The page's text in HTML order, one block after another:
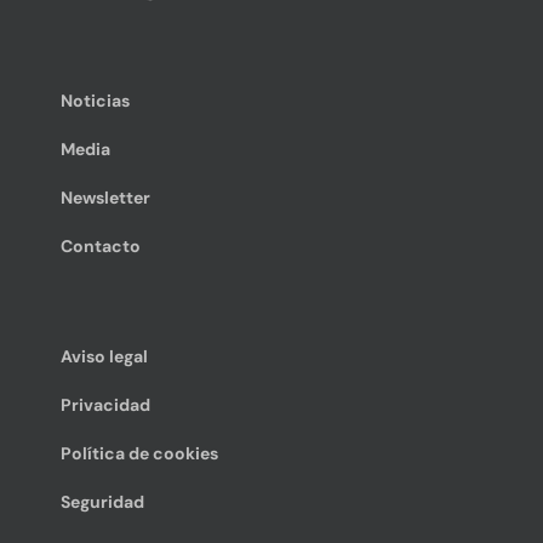
Noticias
Media
Newsletter
Contacto
Aviso legal
Privacidad
Política de cookies
Seguridad